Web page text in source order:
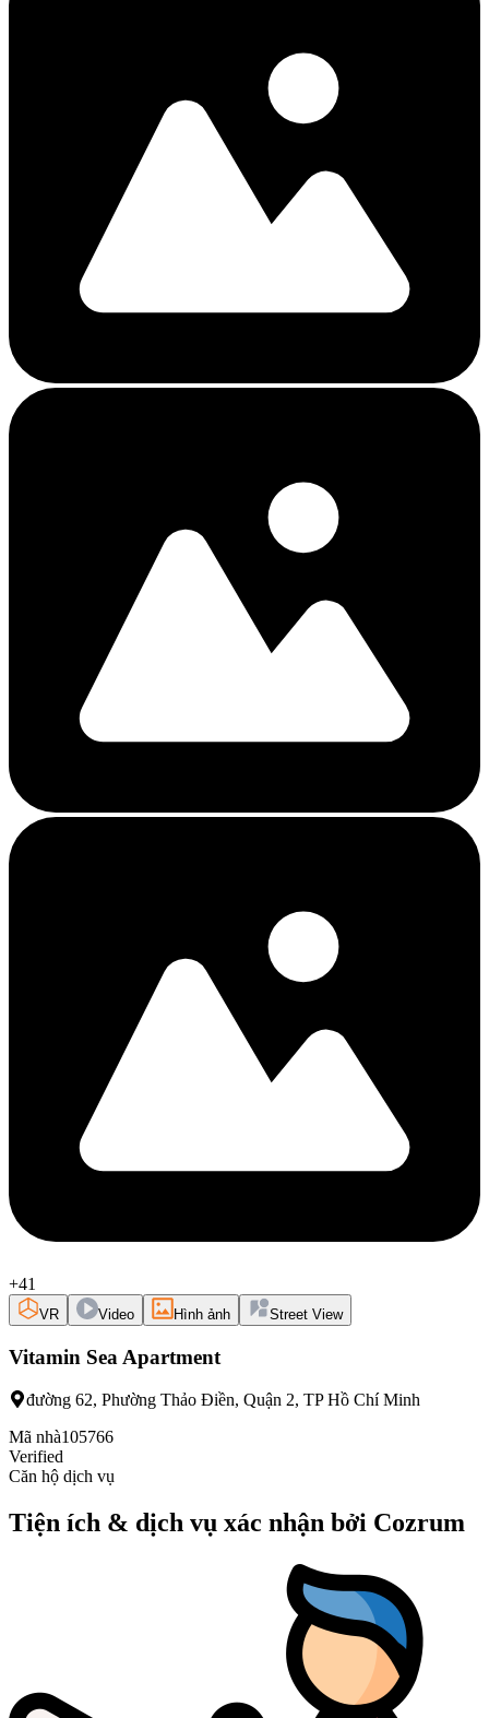
+41
VR Video Hình ảnh Street View
Vitamin Sea Apartment
đường 62, Phường Thảo Điền, Quận 2, TP Hồ Chí Minh
Mã nhà105766
Verified
Căn hộ dịch vụ
Tiện ích & dịch vụ xác nhận bởi Cozrum